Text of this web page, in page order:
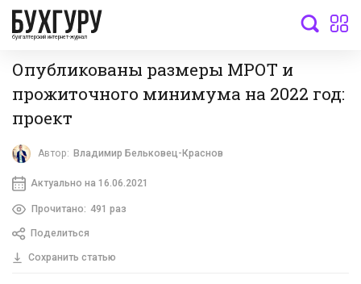
бухгалтерский интернет-журнал
Опубликованы размеры МРОТ и
прожиточного минимума на 2022 год:
проект
Автор: Владимир Бельковец-Краснов
Актуально на 16.06.2021
Прочитано: 491 раз
Поделиться
Сохранить статью